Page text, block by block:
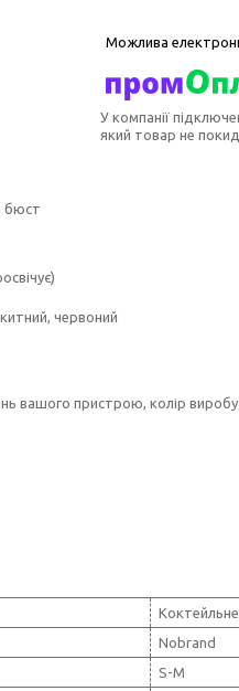
У компанії
який товар не
бюст
червоний
вашого пристрою, колір
Nobrand
S-M